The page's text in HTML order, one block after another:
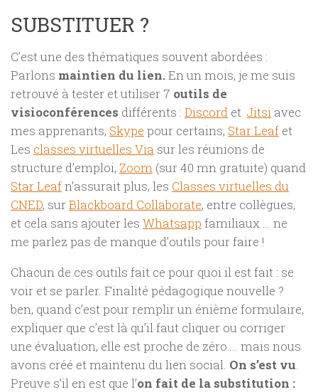
SUBSTITUER ?
C’est une des thématiques souvent abordées :
Parlons maintien du lien.En un mois, je me suis
retrouvé à tester et utiliser 7 outils de
visioconférences différents : Discord et Jitsi avec
mes apprenants, Skype pour certains, Star Leaf et
Les classes virtuelles Via sur les réunions de
structure d’emploi, Zoom (sur 40 mn gratuite) quand
Star Leafn’assurait plus, les Classes virtuelles du
CNED, surBlackboard Collaborate, entre collègues,
et cela sans ajouter les Whatsapp familiaux … ne
me parlez pas de manque d’outils pour faire !
Chacun de ces outils fait ce pour quoi il est fait : se
voir et se parler. Finalité pédagogique nouvelle ?
ben, quand c’est pour remplir un énième formulaire,
expliquer que c’est là qu’il faut cliquer ou corriger
une évaluation, elle est proche de zéro…. mais nous
avons créé et maintenu du lien social. On s’est vu
Preuve s’il en est que l’on fait de la substitution :